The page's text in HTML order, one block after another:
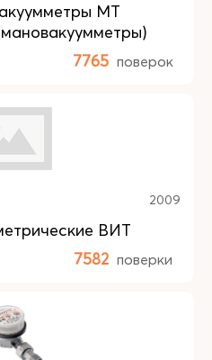
МТ
7765 поверок
2009
ВИТ
7582 поверки